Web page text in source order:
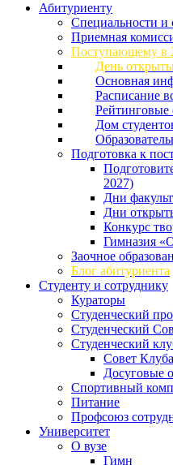
Абитуриенту
Специальности и
Приемная
Поступающему в
День
Основная
Расписание
Рейтинговые
Дом
Подготовка к
2027)
Дни
Дни
Конкурс
Гимназия
Заочное
Блог абитуриента
Студенту и сотруднику
Кураторы
Студенческий
Студенческий
Студенческий
Совет
Досуговые
Спортивный
Питание
Профсоюз
Университет
О вузе
Гимн